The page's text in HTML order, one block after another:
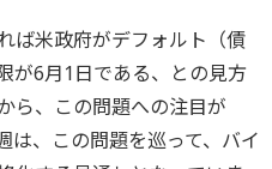
ば米政府がデフォルト（債
が6月1日である、との見方
ら、この問題への注目が
は、この問題を巡って、バイ